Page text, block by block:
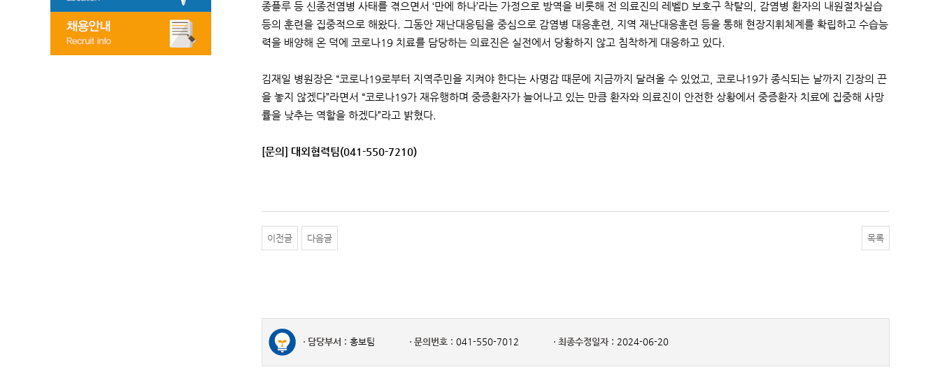
종플루 등 신종전염병 사태를 겪으면서 ‘만에 하나’라는 가정으로 방역을 비롯해 전 의료진의 레벨D 보호구 착탈의, 감염병 환자의 내원절차실습
등의 훈련을 집중적으로 해왔다. 그동안 재난대응팀을 중심으로 감염병 대응훈련, 지역 재난대응훈련 등을 통해 현장지휘체계를 확립하고 수습능
력을 배양해 온 덕에 코로나19 치료를 담당하는 의료진은 실전에서 당황하지 않고 침착하게 대응하고 있다.
김재일 병원장은 “코로나19로부터 지역주민을 지켜야 한다는 사명감 때문에 지금까지 달려올 수 있었고, 코로나19가 종식되는 날까지 긴장의 끈
을 놓지 않겠다”라면서 “코로나19가 재유행하며 중증환자가 늘어나고 있는 만큼 환자와 의료진이 안전한 상황에서 중증환자 치료에 집중해 사망
률을 낮추는 역할을 하겠다”라고 밝혔다.
[문의] 대외협력팀(041-550-7210)
이전글 다음글 목록
담당부서 : 홍보팀 문의번호 : 041-550-7012 최종수정일자 : 2024-06-20